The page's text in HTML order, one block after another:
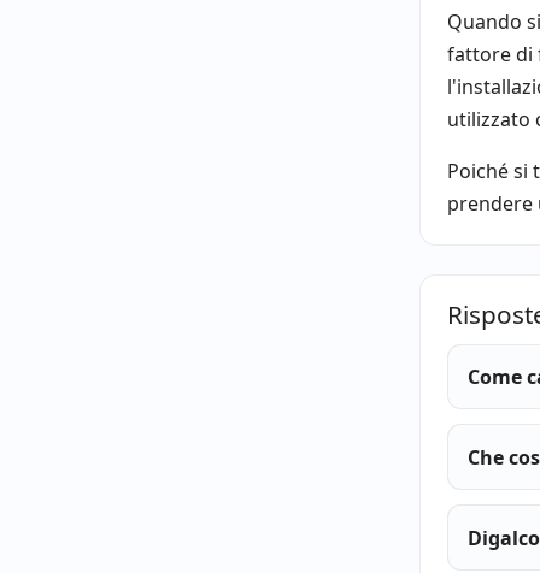
Quando
fattore di
utilizzato
Poiché si
prendere
Come
Che